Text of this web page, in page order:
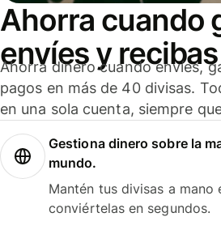
Ahorra cuando
envíes y
Ahorra dinero cuando envíes,
pagos en más de 40 divisas.
en una sola cuenta, siempre
Gestiona dinero sobre la
mundo.
Mantén tus divisas a mano
conviértelas en segundos.